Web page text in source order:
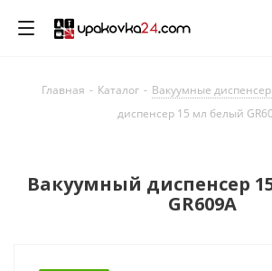
Главная - Каталог - Вакуумные
диспенсер 15 мл белый
Вакуумный диспенсер
GR609A